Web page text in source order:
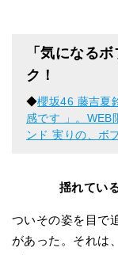
「気になる
ク！
◆櫻坂46 藤吉夏
感です 」。WEB
ンド 実りの、ボ
揺れてい
ついその姿を目で
があった。それは